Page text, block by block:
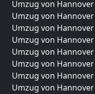
Umzug von
Umzug von
Umzug von
Umzug von
Umzug von
Umzug von
Umzug von
Umzug von